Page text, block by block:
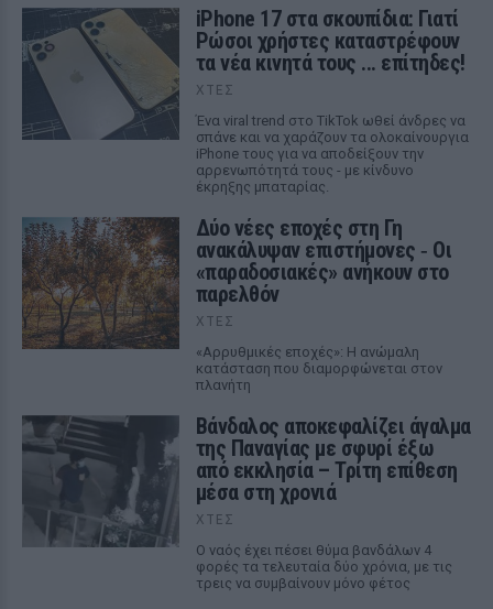
iPhone 17 στα σκουπίδια: Γιατί
Ρώσοι χρήστες καταστρέφουν
τα νέα κινητά τους ... επίτηδες!
ΧΤΕΣ
Ένα viral trend στο TikTok ωθεί άνδρες να
σπάνε και να χαράζουν τα ολοκαίνουργια
iPhone τους για να αποδείξουν την
αρρενωπότητά τους - με κίνδυνο
έκρηξης μπαταρίας.
Δύο νέες εποχές στη Γη
ανακάλυψαν επιστήμονες ‑ Oι
«παραδοσιακές» ανήκουν στο
παρελθόν
ΧΤΕΣ
«Αρρυθμικές εποχές»: Η ανώμαλη
κατάσταση που διαμορφώνεται στον
πλανήτη
Βάνδαλος αποκεφαλίζει άγαλμα
της Παναγίας με σφυρί έξω
από εκκλησία – Τρίτη επίθεση
μέσα στη χρονιά
ΧΤΕΣ
Ο ναός έχει πέσει θύμα βανδάλων 4
φορές τα τελευταία δύο χρόνια, με τις
τρεις να συμβαίνουν μόνο φέτος